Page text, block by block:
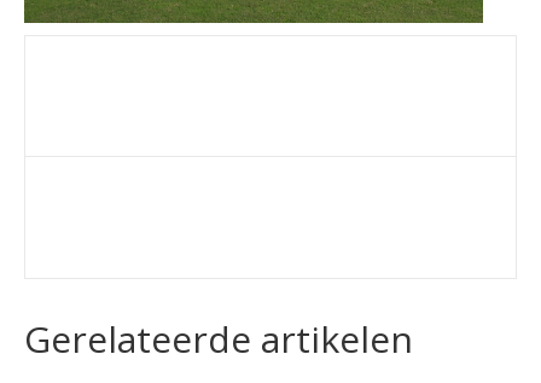
Gerelateerde artikelen